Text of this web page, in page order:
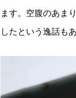
ます。空腹のあま
したという逸話も